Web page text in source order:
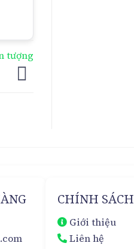
tượng
CHÍNH SÁCH
Giới thiệu
Liên hệ